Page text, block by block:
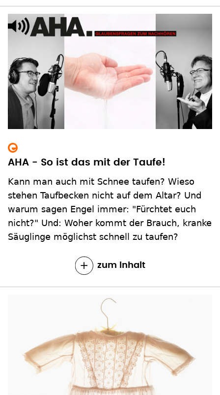
AHA - So ist das mit der Taufe!
Kann man auch mit Schnee taufen? Wieso
stehen Taufbecken nicht auf dem Altar? Und
warum sagen Engel immer: "Fürchtet euch
nicht?" Und: Woher kommt der Brauch, kranke
Säuglinge möglichst schnell zu taufen?
zum Inhalt